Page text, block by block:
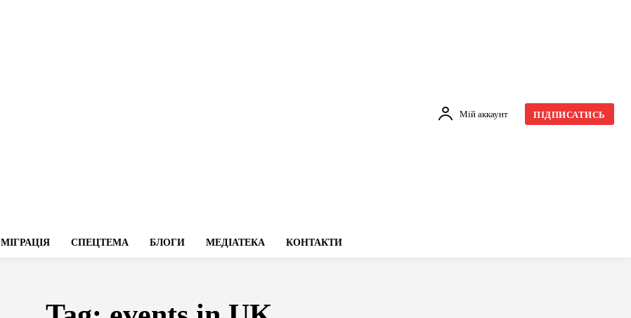
Мій аккаунт ПІДПИСАТИСЬ
МІГРАЦІЯ СПЕЦТЕМА БЛОГИ МЕДІАТЕКА КОНТАКТИ